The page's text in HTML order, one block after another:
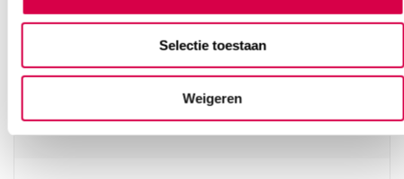
Selectie toestaan
Weigeren